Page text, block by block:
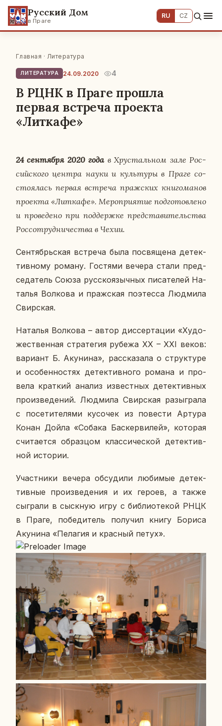
Русский Дом
в Праге
RU CZ
Главная · Литература
ЛИТЕРАТУРА 24.09.2020 4
В РЦНК в Праге прошла
первая встреча проекта
«Литкафе»
24 сен­тяб­ря 2020 годав Хру­сталь­ном зале Рос­
сий­ско­го центра науки и куль­ту­ры в Праге со­
сто­я­лась первая встре­ча праж­ских кни­го­ма­нов
про­ек­та «Лит­ка­фе». Ме­ро­при­я­тие под­го­тов­ле­но
и про­ве­де­но при под­держ­ке пред­ста­ви­тель­ства
Рос­со­труд­ни­че­ства в Чехии.
Сен­тябрь­ская встре­ча была по­свя­ще­на де­тек­
тив­но­му роману. Го­стя­ми вечера стали пред­
се­да­тель Союза рус­ско­языч­ных пи­са­те­лей На­
та­лья Вол­ко­ва и праж­ская по­этес­са Люд­ми­ла
Свир­ская.
На­та­лья Вол­ко­ва – автор дис­сер­та­ции «Ху­до­
же­ствен­ная стра­те­гия рубежа XX – XXI веков:
ва­ри­ант Б. Аку­ни­на», рас­ска­за­ла о струк­ту­ре
и осо­бен­но­стях де­тек­тив­но­го романа и про­
ве­ла крат­кий анализ из­вест­ных де­тек­тив­ных
про­из­ве­де­ний. Люд­ми­ла Свир­ская разыг­ра­ла
с по­се­ти­те­ля­ми ку­со­чек из по­ве­сти Артура
Конан Дойла «Собака Бас­кер­ви­лей», ко­то­рая
счи­та­ет­ся об­раз­цом клас­си­че­ской де­тек­тив­
ной ис­то­рии.
Участ­ни­ки вечера об­су­ди­ли лю­би­мые де­тек­
тив­ные про­из­ве­де­ния и их героев, а также
сыг­ра­ли в сыск­ную игру с биб­лио­те­кой РНЦК
в Праге, по­бе­ди­тель по­лу­чил книгу Бориса
Аку­ни­на «Пе­ла­гия и крас­ный петух».